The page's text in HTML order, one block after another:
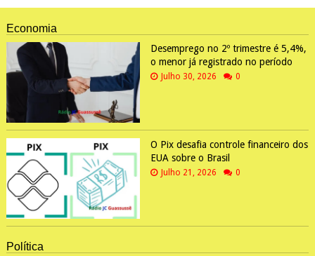
Economia
Desemprego no 2º trimestre é 5,4%,
o menor já registrado no período
Julho 30, 2026 0
O Pix desafia controle financeiro dos
EUA sobre o Brasil
Julho 21, 2026 0
Política